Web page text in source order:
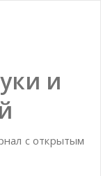
и
с открытым